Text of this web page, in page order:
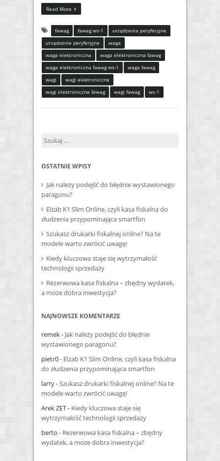
Read More
fawag fawag ws-1
urządzenia peryferyjne
urządzenie peryferyjne
waga
waga elektroniczna
waga elektroniczna fawag
waga elektroniczna fawag ws-1
waga fawag
wagi
wagi elektroniczne
wagi elektroniczne fawag
wagi fawag ws-1
Szukaj:
OSTATNIE WPISY
Jak należy podejść do błędnie wystawionego
paragonu?
Elzab K1 Slim Online, czyli kasa fiskalna do
złudzenia przypominająca smartfon
Szukasz drukarki fiskalnej online? Na te
modele warto zwrócić uwagę!
Kiedy kluczowa staje się wytrzymałość
technologii sprzedaży
Rezerwowa kasa fiskalna – zbędny wydatek,
a może dobra inwestycja?
NAJNOWSZE KOMENTARZE
remek- Jak należy podejść do błędnie
wystawionego paragonu?
pietr0- Elzab K1 Slim Online, czyli kasa fiskalna
do złudzenia przypominająca smartfon
larry-Szukasz drukarki fiskalnej online? Na te
modele warto zwrócić uwagę!
Arek ZET- Kiedy kluczowa staje się
wytrzymałość technologii sprzedaży
berto - Rezerwowa kasa fiskalna – zbędny
wydatek, a może dobra inwestycja?